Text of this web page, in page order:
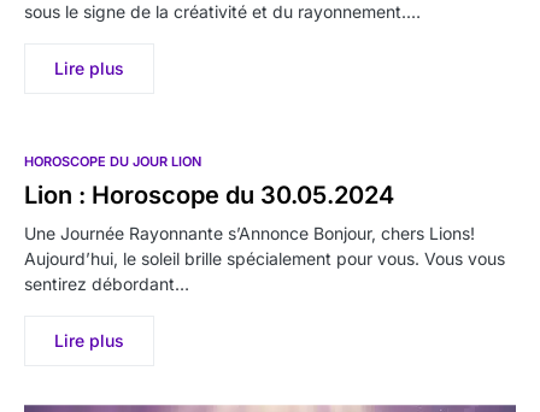
sous le signe de la créativité et du rayonnement.…
Lire plus
HOROSCOPE DU JOUR LION
Lion : Horoscope du 30.05.2024
Une Journée Rayonnante s’Annonce Bonjour, chers Lions!
Aujourd’hui, le soleil brille spécialement pour vous. Vous vous
sentirez débordant…
Lire plus